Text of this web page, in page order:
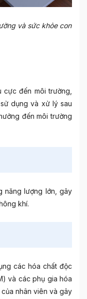
và sức khỏe con
cực đến môi trường,
dụng và xử lý sau
đến môi trường
năng lượng lớn, gây
khí.
các hóa chất độc
và các phụ gia hóa
nhân viên và gây